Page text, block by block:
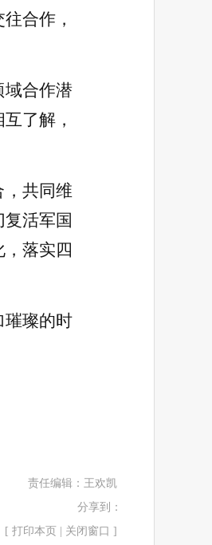
合作，
合作潜
了解，
共同维
活军国
落实四
璨的时
责任编辑： 王欢凯
分享到：
[ 打印本页 关闭窗口 ]